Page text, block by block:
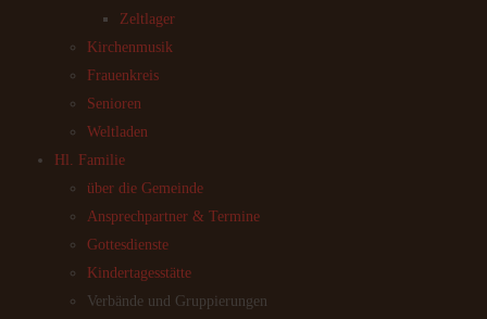
Zeltlager
Kirchenmusik
Frauenkreis
Senioren
Weltladen
Hl. Familie
über die Gemeinde
Ansprechpartner & Termine
Gottesdienste
Kindertagesstätte
Verbände und Gruppierungen